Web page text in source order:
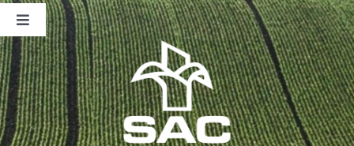
Saltar
contenido
Toggle
Navigation
Nosotros
Publicaciones
Sala de Prensa
Eventos